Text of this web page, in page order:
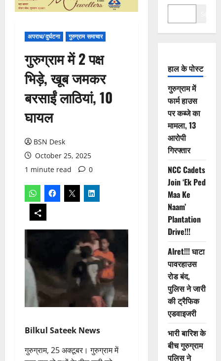
अपराध/दुर्घटना गुरुग्राम समाचार
गुरुग्राम में 2 पक्ष
भिड़े, खूब जमकर
बरसाईं लाठियां, 10
घायल
BSN Desk
October 25, 2025
1 minute read
0
Bilkul Sateek News
गुरुग्राम, 25 अक्टूबर। गुरुग्राम में
हाल के पोस्ट
गुरुग्राम में
फार्म हाउस
पर कब्जे का
मामला, 13
आरोपी
गिरफ्तार
NCC Cadets
Join ‘Ek Ped
Maa Ke
Naam’
Plantation
Drive!!!
Alret!!! घाटा
पावरहाउस
रोड बंद,
पुलिस ने जारी
की ट्रैफिक
एडवाइजरी
भारी बारिश के
बीच गुरुग्राम
पुलिस ने